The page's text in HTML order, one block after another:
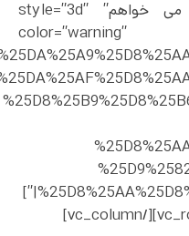
[vc_btn title=”این کتاب را می خواهم” style=”3d”
%25D8%25AA%25D8%25B1%2F||target:%20_blank|”]
[/vc_column_inner][/vc_row_inner][/vc_column]